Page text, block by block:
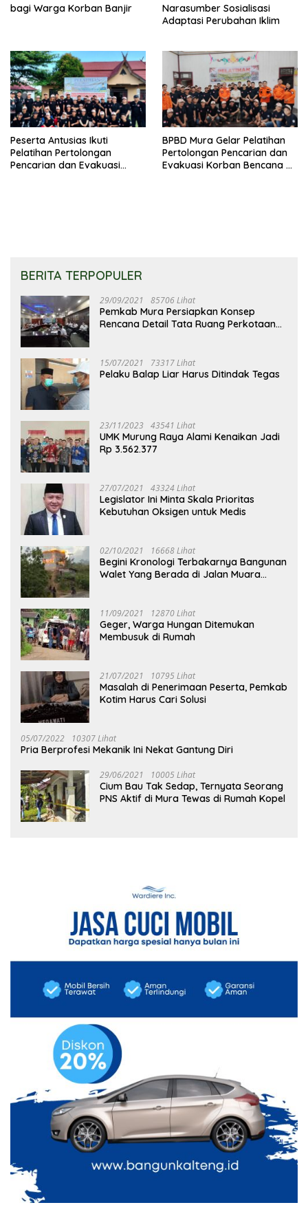
bagi Warga Korban Banjir
Narasumber Sosialisasi
Adaptasi Perubahan Iklim
Peserta Antusias Ikuti
Pelatihan Pertolongan
Pencarian dan Evakuasi
BPBD Mura Gelar Pelatihan
Pertolongan Pencarian dan
Evakuasi Korban Bencana di
BERITA TERPOPULER
29/09/2021 85706 Lihat
Pemkab Mura Persiapkan Konsep
Rencana Detail Tata Ruang Perkotaan
15/07/2021 73317 Lihat
Pelaku Balap Liar Harus Ditindak Tegas
23/11/2023 43541 Lihat
UMK Murung Raya Alami Kenaikan Jadi
Rp 3.562.377
27/07/2021 43324 Lihat
Legislator Ini Minta Skala Prioritas
Kebutuhan Oksigen untuk Medis
02/10/2021 16668 Lihat
Begini Kronologi Terbakarnya Bangunan
Walet Yang Berada di Jalan Muara
11/09/2021 12870 Lihat
Geger, Warga Hungan Ditemukan
Membusuk di Rumah
21/07/2021 10795 Lihat
Masalah di Penerimaan Peserta, Pemkab
Kotim Harus Cari Solusi
05/07/2022 10307 Lihat
Pria Berprofesi Mekanik Ini Nekat Gantung Diri
29/06/2021 10005 Lihat
Cium Bau Tak Sedap, Ternyata Seorang
PNS Aktif di Mura Tewas di Rumah Kopel